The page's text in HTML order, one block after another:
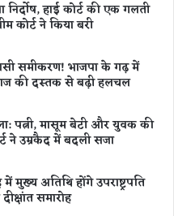
हाई कोर्ट की एक गलती
कोर्ट ने किया बरी
समीकरण! भाजपा के गढ़ में
की दस्तक से बढ़ी हलचल
पत्नी, मासूम बेटी और युवक की
ने उम्रकैद में बदली सजा
मुख्य अतिथि होंगे उपराष्ट्रपति
समारोह